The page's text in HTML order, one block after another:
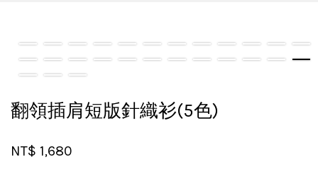
翻領插肩短版針織衫(5色)
NT$ 1,680